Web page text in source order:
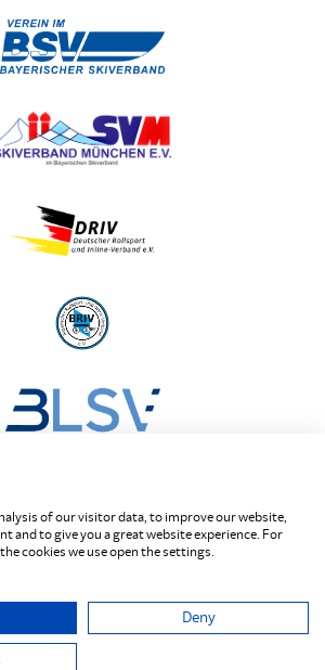
Ski‑Club Fürstenfeldbruck
of our visitor data, to improve our website,
and to give you a great website experience. For
cookies we use open the settings.
Deny